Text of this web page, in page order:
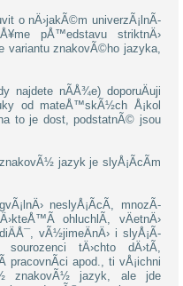
o nÄ›jakÃ©m univerzÃ¡lnÃ­
pÅ™edstavu striktnÄ›
variantu znakovÃ©ho jazyka,
najdete nÃ­Å¾e) doporuÄuji
od mateÅ™skÃ½ch Å¡kol
to je dost, podstatnÃ© jsou
jazyk je slyÅ¡Ã­cÃ­m
neslyÅ¡Ã­cÃ­, mnozÃ­
ohluchlÃ­, vÄetnÄ›
vÃ½jimeÄnÄ› i slyÅ¡Ã­
sourozenci tÄ›chto dÄ›tÃ­,
pracovnÃ­ci apod., ti vÅ¡ichni
znakovÃ½ jazyk, ale jde